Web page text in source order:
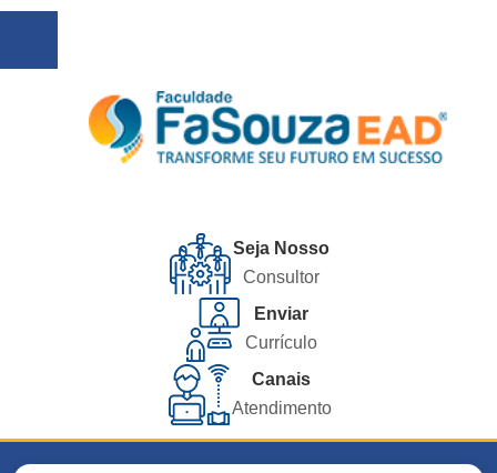
Seja Nosso
Consultor
Enviar
Currículo
Canais
Atendimento